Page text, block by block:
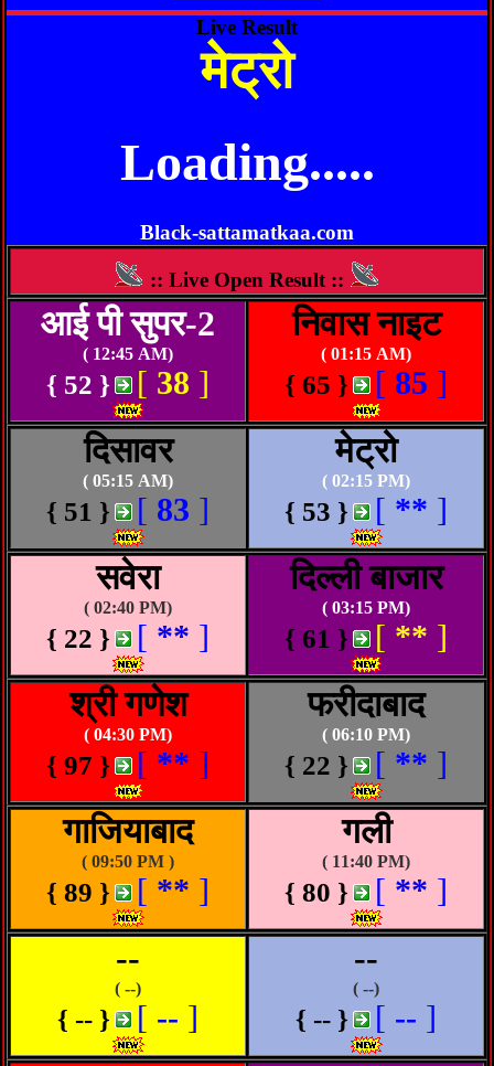
Live Result
मेट्रो
Loading.....
Black-sattamatkaa.com
:: Live Open Result ::
आई पी सुपर-2
( 12:45 AM)
{ 52 } [ 38 ]
निवास नाइट
( 01:15 AM)
{ 65 } [ 85 ]
दिसावर
( 05:15 AM)
{ 51 } [ 83 ]
मेट्रो
( 02:15 PM)
{ 53 } [ ** ]
सवेरा
( 02:40 PM)
{ 22 } [ ** ]
दिल्ली बाजार
( 03:15 PM)
{ 61 } [ ** ]
श्री गणेश
( 04:30 PM)
{ 97 } [ ** ]
फरीदाबाद
( 06:10 PM)
{ 22 } [ ** ]
गाजियाबाद
( 09:50 PM )
{ 89 } [ ** ]
गली
( 11:40 PM)
{ 80 } [ ** ]
--
( --)
{ -- } [ -- ]
--
( --)
{ -- } [ -- ]